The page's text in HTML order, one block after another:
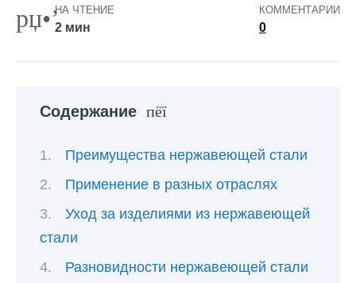
НА ЧТЕНИЕ
2 мин
КОММЕНТАРИИ
0
Содержание
Преимущества нержавеющей стали
Применение в разных отраслях
Уход за изделиями из нержавеющей
стали
Разновидности нержавеющей стали